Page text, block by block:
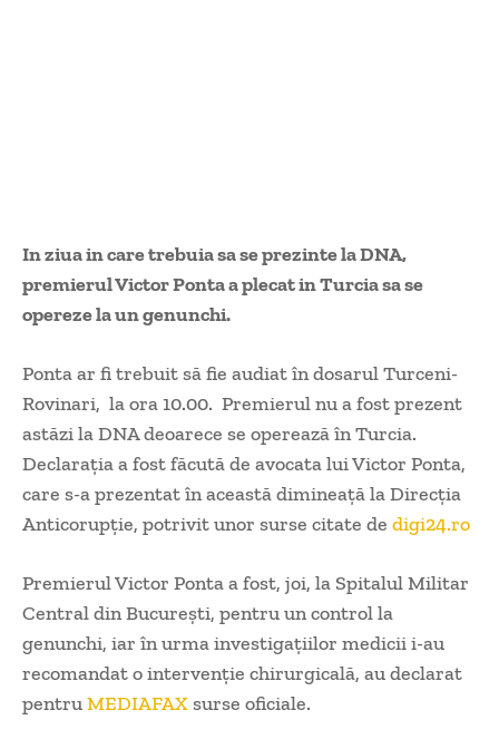
In ziua in care trebuia sa se prezinte la DNA,
premierul Victor Ponta a plecat in Turcia sa se
opereze la un genunchi.
Ponta ar fi trebuit să fie audiat în dosarul Turceni-
Rovinari, la ora 10.00. Premierul nu a fost prezent
astăzi la DNA deoarece se operează în Turcia.
Declarația a fost făcută de avocata lui Victor Ponta,
care s-a prezentat în această dimineață la Direcția
Anticorupție, potrivit unor surse citate de digi24.ro
Premierul Victor Ponta a fost, joi, la Spitalul Militar
Central din Bucureşti, pentru un control la
genunchi, iar în urma investigaţiilor medicii i-au
recomandat o intervenţie chirurgicală, au declarat
pentruMEDIAFAXsurse oficiale.